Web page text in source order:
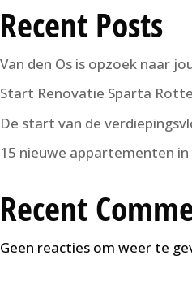
Recent Posts
Van den Os is opzoek naar
Start Renovatie Sparta
De start van de
15 nieuwe appartementen
Recent
Geen reacties om weer te